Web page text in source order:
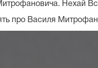
Нехай
про Василя